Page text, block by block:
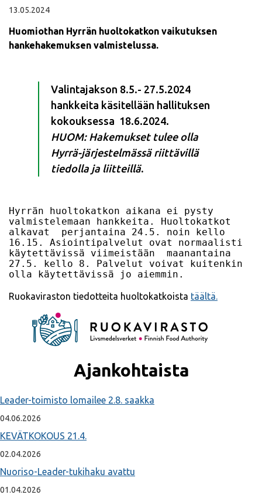
13.05.2024
Huomiothan Hyrrän huoltokatkon vaikutuksen
hankehakemuksen valmistelussa.
Valintajakson 8.5.- 27.5.2024
hankkeita käsitellään hallituksen
kokouksessa 18.6.2024.
HUOM: Hakemukset tulee olla
Hyrrä-järjestelmässä riittävillä
tiedolla ja liitteillä.
Hyrrän huoltokatkon aikana ei pysty
valmistelemaan hankkeita. Huoltokatkot
alkavat  perjantaina 24.5. noin kello
16.15. Asiointipalvelut ovat normaalisti
käytettävissä viimeistään  maanantaina
27.5. kello 8. Palvelut voivat kuitenkin
olla käytettävissä jo aiemmin.
Ruokaviraston tiedotteita huoltokatkoista täältä.
Ajankohtaista
Leader-toimisto lomailee 2.8. saakka
04.06.2026
KEVÄTKOKOUS 21.4.
02.04.2026
Nuoriso-Leader-tukihaku avattu
01.04.2026